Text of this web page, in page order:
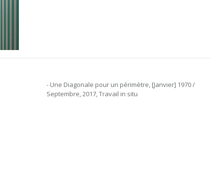
- Une Diagonale pour un périmètre, [Janvier] 1970 /
Septembre, 2017, Travail in situ